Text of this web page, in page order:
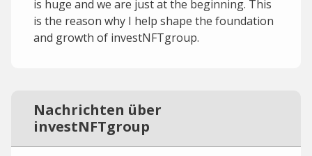
is huge and we are just at the beginning. This
is the reason why I help shape the foundation
and growth of investNFTgroup.
Nachrichten über
investNFTgroup